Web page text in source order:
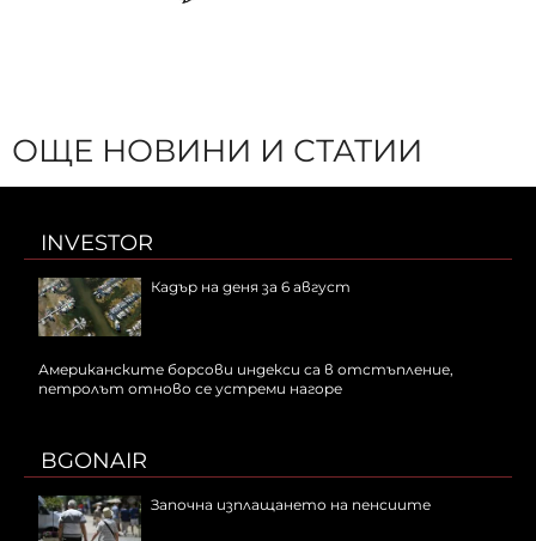
ОЩЕ НОВИНИ И СТАТИИ
INVESTOR
Кадър на деня за 6 август
Американските борсови индекси са в отстъпление,
петролът отново се устреми нагоре
BGONAIR
Започна изплащането на пенсиите